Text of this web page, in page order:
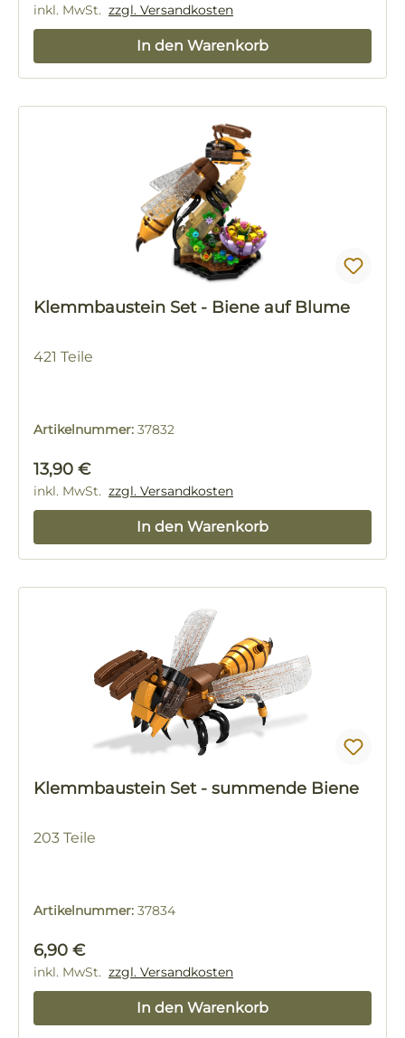
inkl. MwSt. zzgl. Versandkosten
In den Warenkorb
Klemmbaustein Set - Biene auf Blume
421 Teile
Artikelnummer: 37832
Regulärer Preis:
13,90 €
inkl. MwSt. zzgl. Versandkosten
In den Warenkorb
Klemmbaustein Set - summende Biene
203 Teile
Artikelnummer: 37834
Regulärer Preis:
6,90 €
inkl. MwSt. zzgl. Versandkosten
In den Warenkorb